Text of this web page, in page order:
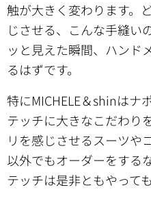
触が大きく変わります。
じさせる、こんな手縫い
ッと見えた瞬間、ハンド
るはずです。
特にMICHELE＆shinはナ
テッチに大きなこだわり
リを感じさせるスーツや
以外でもオーダーをする
テッチは是非ともやって